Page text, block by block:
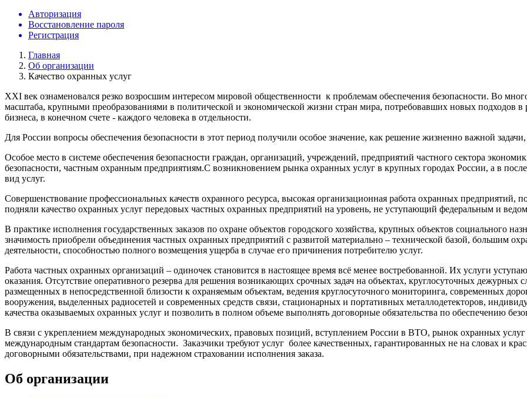
Авторизация
Восстановление пароля
Регистрация
Главная
Об организации
Качество охранных услуг
ХХI век ознаменовался резко возросшим интересом мировой общественности к проблемам обеспечения безопасности. Во
масштаба, крупными преобразованиями в политической и экономической жизни стран мира, потребовавших новых подходов в
бизнеса, в конечном счете - каждого человека в отдельности.
Для России вопросы обеспечения безопасности в этот период получили особое значение, как решение жизненно важной
Особое место в системе обеспечения безопасности граждан, организаций, учреждений, предприятий частного сектора
безопасности, частным охранным предприятиям.С возникновением рынка охранных услуг в крупных городах России, а в
вид услуг.
Совершенствование профессиональных качеств охранного ресурса, высокая организационная работа охранных предприятий,
подняли качество охранных услуг передовых частных охранных предприятий на уровень, не уступающий федеральным и
В практике исполнения государственных заказов по охране объектов городского хозяйства, крупных объектов социального
значимость приобрели объединения частных охранных предприятий с развитой материально – технической базой, большим
деятельности, способностью полного возмещения ущерба в случае его причинения потребителю услуг.
Работа частных охранных организаций – одиночек становится в настоящее время всё менее востребованной. Их услуги
оказания. Отсутствие оперативного резерва для решения возникающих срочных задач на объектах, круглосуточных
размещенных в непосредственной близости к охраняемым объектам, ведения круглосуточного мониторинга, современных
вооружения, выделенных радиосетей и современных средств связи, стационарных и портативных металлодетекторов,
качества оказываемых охранных услуг и позволить в полном объеме выполнять договорные обязательства по обеспечению
В связи с укреплением международных экономических, правовых позиций, вступлением России в ВТО, рынок охранных
международным стандартам безопасности. Заказчики требуют услуг более качественных, гарантированных не на словах и
договорными обязательствами, при надежном страховании исполнения заказа.
Об организации